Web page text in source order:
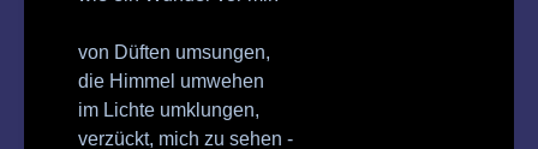
von Düften umsungen,
die Himmel umwehen
im Lichte umklungen,
verzückt, mich zu sehen -